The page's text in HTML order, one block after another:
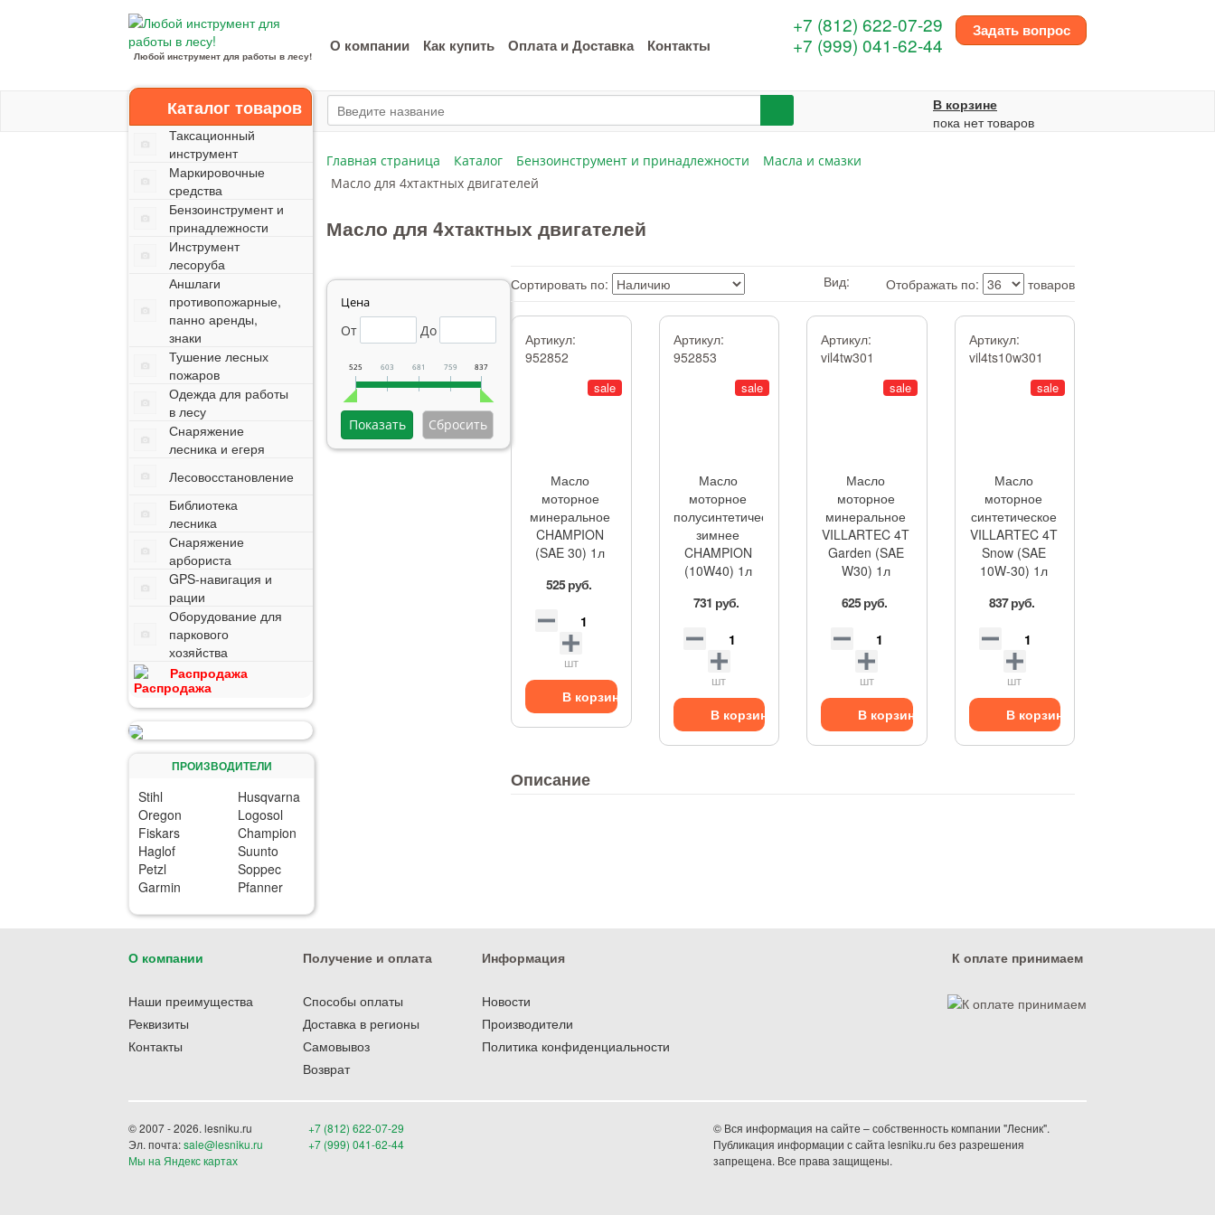
Любой инструмент для работы в лесу!
О компании Как купить Оплата и Доставка Контакты
Задать вопрос
+7 (812) 622-07-29
+7 (999) 041-62-44
В корзине
пока нет товаров
Каталог товаров
Таксационный
инструмент
Маркировочные
средства
Бензоинструмент и
принадлежности
Инструмент
лесоруба
Аншлаги
противопожарные,
панно аренды,
знаки
Тушение лесных
пожаров
Одежда для работы
в лесу
Снаряжение
лесника и егеря
Лесовосстановление
Библиотека
лесника
Снаряжение
арбориста
GPS-навигация и
рации
Оборудование для
паркового
хозяйства
Распродажа
ПРОИЗВОДИТЕЛИ
Stihl
Husqvarna
Oregon
Logosol
Fiskars
Champion
Haglof
Suunto
Petzl
Soppec
Garmin
Pfanner
Главная страница Каталог Бензоинструмент и принадлежности
Масла и смазки
Масло для 4хтактных двигателей
Масло для 4хтактных двигателей
Цена
От До
525 603 681 759 837
Сортировать по: Вид: Отображать по: товаров
Артикул:
952852
sale
Масло
моторное
минеральное
CHAMPION
(SAE 30) 1л
525 руб.
шт
В корзину
Артикул:
952853
sale
Масло
моторное
полусинтетическое
зимнее
CHAMPION
(10W40) 1л
731 руб.
шт
В корзину
Артикул:
vil4tw301
sale
Масло
моторное
минеральное
VILLARTEC 4T
Garden (SAE
W30) 1л
625 руб.
шт
В корзину
Артикул:
vil4ts10w301
sale
Масло
моторное
синтетическое
VILLARTEC 4T
Snow (SAE
10W-30) 1л
837 руб.
шт
В корзину
Описание
О компании
Наши преимущества
Реквизиты
Контакты
Получение и оплата
Способы оплаты
Доставка в регионы
Самовывоз
Возврат
Информация
Новости
Производители
Политика конфиденциальности
К оплате принимаем
© 2007 - 2026. lesniku.ru
Эл. почта:sale@lesniku.ru
Мы на Яндекс картах
+7 (812) 622-07-29
+7 (999) 041-62-44
© Вся информация на сайте – собственность компании "Лесник".
Публикация информации с сайта lesniku.ru без разрешения
запрещена. Все права защищены.